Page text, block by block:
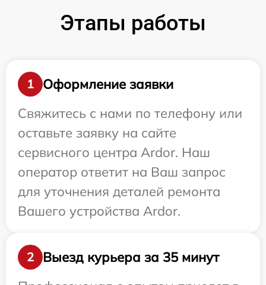
Этапы работы
1
Оформление заявки
Свяжитесь с нами по телефону или
оставьте заявку на сайте
сервисного центра Ardor. Наш
оператор ответит на Ваш запрос
для уточнения деталей ремонта
Вашего устройства Ardor.
2
Выезд курьера за 35 минут